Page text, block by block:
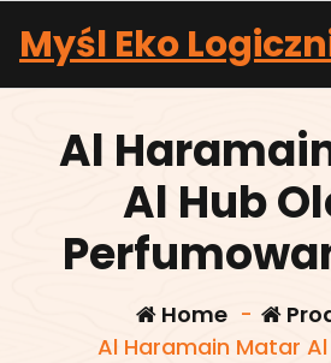
content
Myśl Eko
Al
Al Hub
Home-
Al Haramain Matar